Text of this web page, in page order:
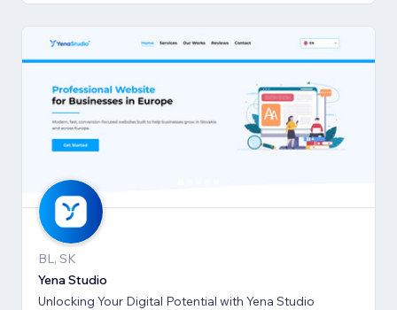
BL, SK
Yena Studio
Unlocking Your Digital Potential with Yena Studio